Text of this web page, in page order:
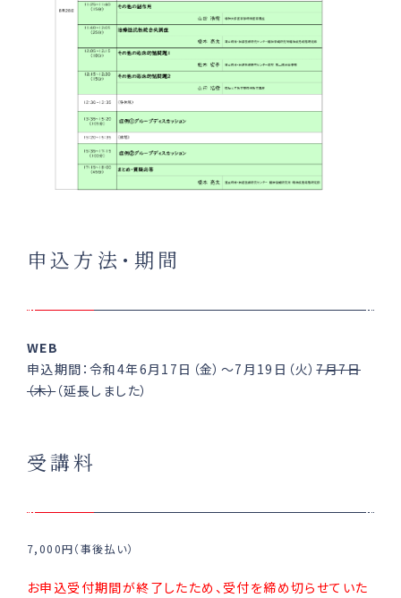
申込方法･期間
WEB
申込期間：令和4年6月17日（金）～7月19日（火）7月7日
（木）（延長しました）
受講料
7,000円（事後払い）
お申込受付期間が終了したため、受付を締め切らせていた